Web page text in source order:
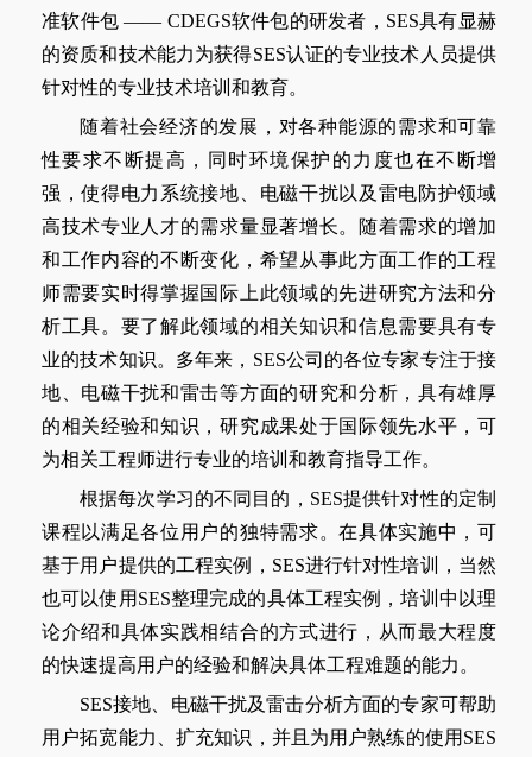
准软件包 —— CDEGS软件包的研发者，SES具有显赫
的资质和技术能力为获得SES认证的专业技术人员提供
针对性的专业技术培训和教育。
随着社会经济的发展，对各种能源的需求和可靠
性要求不断提高，同时环境保护的力度也在不断增
强，使得电力系统接地、电磁干扰以及雷电防护领域
高技术专业人才的需求量显著增长。随着需求的增加
和工作内容的不断变化，希望从事此方面工作的工程
师需要实时得掌握国际上此领域的先进研究方法和分
析工具。要了解此领域的相关知识和信息需要具有专
业的技术知识。多年来，SES公司的各位专家专注于接
地、电磁干扰和雷击等方面的研究和分析，具有雄厚
的相关经验和知识，研究成果处于国际领先水平，可
为相关工程师进行专业的培训和教育指导工作。
根据每次学习的不同目的，SES提供针对性的定制
课程以满足各位用户的独特需求。在具体实施中，可
基于用户提供的工程实例，SES进行针对性培训，当然
也可以使用SES整理完成的具体工程实例，培训中以理
论介绍和具体实践相结合的方式进行，从而最大程度
的快速提高用户的经验和解决具体工程难题的能力。
SES接地、电磁干扰及雷击分析方面的专家可帮助
用户拓宽能力、扩充知识，并且为用户熟练的使用SES